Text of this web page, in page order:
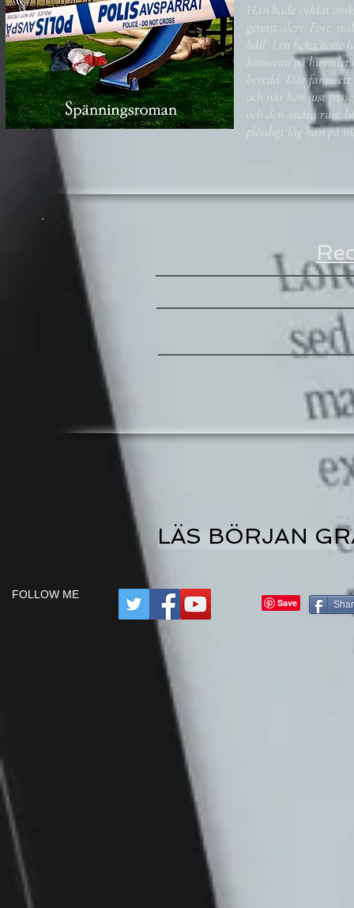
Han hade cyklat
genast alert. Fort
håll. I en ficka hade
kameran på huvudet
beredd. Där fanns
och när hon just
och den andra runt
plötsligt låg han på
LÄS BÖRJAN
FOLLOW ME